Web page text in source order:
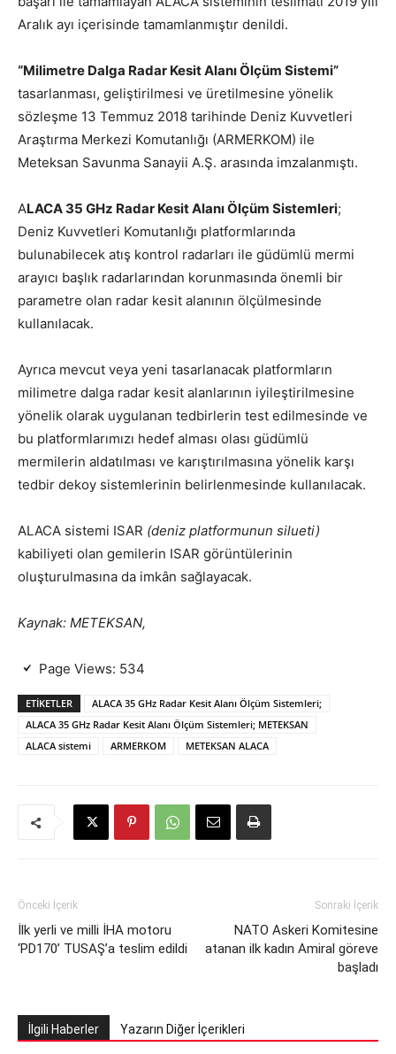
Aralık ayı içerisinde tamamlanmıştır denildi.
“Milimetre Dalga Radar Kesit Alanı Ölçüm Sistemi”
tasarlanması, geliştirilmesi ve üretilmesine yönelik
sözleşme 13 Temmuz 2018 tarihinde Deniz Kuvvetleri
Araştırma Merkezi Komutanlığı (ARMERKOM) ile
Meteksan Savunma Sanayii A.Ş. arasında imzalanmıştı.
ALACA 35 GHz Radar Kesit Alanı Ölçüm Sistemleri;
Deniz Kuvvetleri Komutanlığı platformlarında
bulunabilecek atış kontrol radarları ile güdümlü mermi
arayıcı başlık radarlarından korunmasında önemli bir
parametre olan radar kesit alanının ölçülmesinde
kullanılacak.
Ayrıca mevcut veya yeni tasarlanacak platformların
milimetre dalga radar kesit alanlarının iyileştirilmesine
yönelik olarak uygulanan tedbirlerin test edilmesinde ve
bu platformlarımızı hedef alması olası güdümlü
mermilerin aldatılması ve karıştırılmasına yönelik karşı
tedbir dekoy sistemlerinin belirlenmesinde kullanılacak.
ALACA sistemi ISAR (deniz platformunun silueti)
kabiliyeti olan gemilerin ISAR görüntülerinin
oluşturulmasına da imkân sağlayacak.
Kaynak: METEKSAN,
Page Views: 534
ETIKETLER
ALACA 35 GHz Radar Kesit Alanı Ölçüm Sistemleri;
ALACA 35 GHz Radar Kesit Alanı Ölçüm Sistemleri; METEKSAN
ALACA sistemi
ARMERKOM METEKSAN ALACA
Önceki İçerik
İlk yerli ve milli İHA motoru
‘PD170’ TUSAŞ’a teslim edildi
Sonraki İçerik
NATO Askeri Komitesine
atanan ilk kadın Amiral göreve
başladı
İlgili Haberler Yazarın Diğer İçerikleri